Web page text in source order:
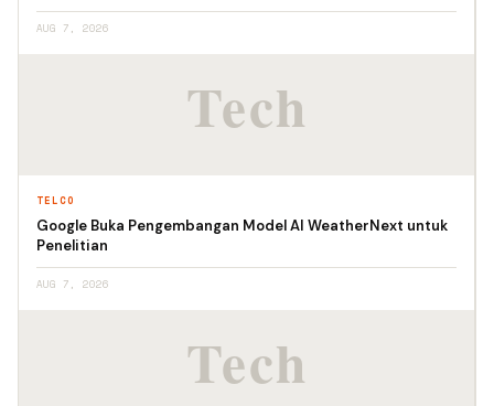
AUG 7, 2026
TELCO
Google Buka Pengembangan Model AI WeatherNext untuk
Penelitian
AUG 7, 2026